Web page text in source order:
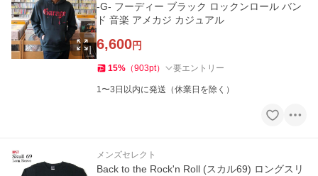
-G- フーディー ブラック ロックンロール バン
ド 音楽 アメカジ カジュアル
6,600円
15% （903pt） 要エントリー
1〜3日以内に発送（休業日を除く）
メンズセレクト
Back to the Rock'n Roll (スカル69) ロングスリ